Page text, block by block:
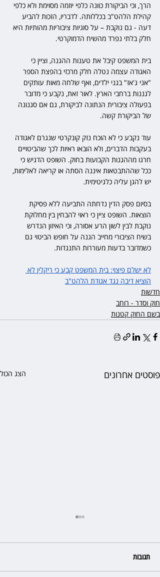
הרך, וכי הביקורת כוונה כלפי יוזמה מסוימת ולא כלפי
קהילת הלהט"ב בכללותה. לדבריו, הזכות להביע
דעה - גם נוקבת – על סוגיות ציבוריות מהותיות היא
חלק בלתי נפרד מהשיח הדמוקרטי.
בית המשפט קיבל את טענות ההגנה, וציין כי
האגודה עצמה נטלה חלק מרכזי בהפצת הספר
"אני ג'אז" בגני ילדים, ואף שלחה מאות עותקים
לגננות ברחבי הארץ. לאור זאת, נקבע כי מדובר
בפעולה ציבורית הנתונה לביקורת, גם אם סגנונה
של הביקורת קשה.
עוד נקבע כי לא הוכח נזק קונקרטי שנגרם לאגודה
בעקבות הדברים, ולא הובאו ראיות לכך שהביטויים
חרגו מההגנות הקבועות בחוק. השופט הדגיש כי
ככל שההתבטאות איננה הסתה או קריאה לאלימות,
יש להגן עליה כלגיטימית.
בסיום פסק הדין נדחתה התביעה ללא פסיקת
הוצאות. השופט ציין כי ראוי להבחין בין מחלוקת
נוקבת לבין לשון הרע אסורה, וכי האיזון הנדרש
בשיח הציבורי מחייב הגנה על חופש הביטוי גם
כשמדובר בדעות מעוררות התנגדות.
לא ישלם פיצוי: בית המשפט קבע כי ריקלין לא
הוציא דיבה נגד אגודת הלהט"ב
חדשות
חוק וסדר - רוחב
בשם החוק קטנות
פוסטים אחרונים הצג הכול
תגובות